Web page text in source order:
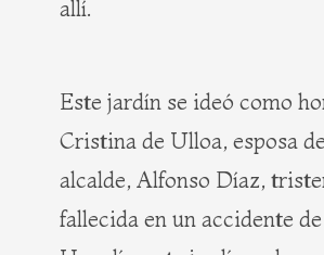
allí.
Este jardín se ideó como
Cristina de Ulloa, esposa
alcalde, Alfonso Díaz,
fallecida en un accidente